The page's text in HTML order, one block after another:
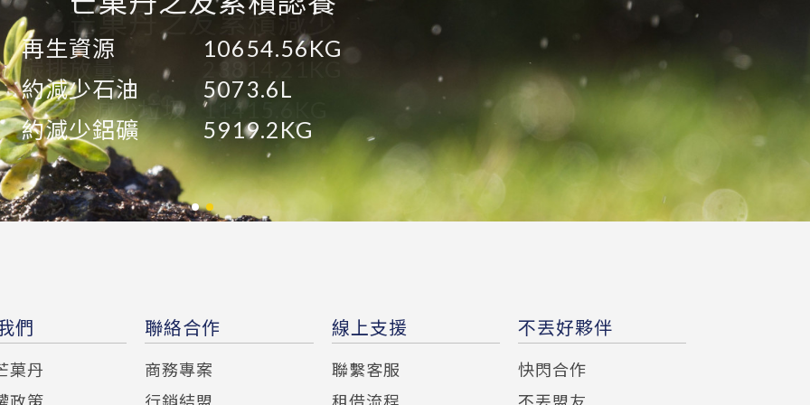
再生資源
10654.56KG
約減少石油
5073.6L
約減少鋁礦
5919.2KG
芒菓丹之友累積減少
碳排放量
23814.21KG
相當於減少垃圾
11415.6KG
們
菓丹
聯絡合作
商務專案
線上支援
聯繫客服
不丟好夥伴
快閃合作